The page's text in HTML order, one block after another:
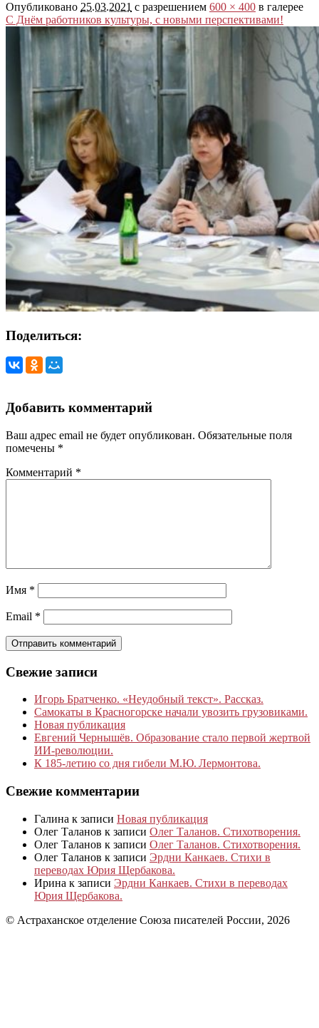
Опубликовано 25.03.2021 с разрешением 600 × 400 в галерее
С Днём работников культуры, с новыми перспективами!
Поделиться:
Добавить комментарий
Ваш адрес email не будет опубликован. Обязательные поля
помечены *
Комментарий *
Имя *
Email *
Свежие записи
Игорь Братченко. «Неудобный текст». Рассказ.
Самокаты в Красногорске начали увозить грузовиками.
Новая публикация
Евгений Чернышёв. Образование стало первой жертвой
ИИ-революции.
К 185‑летию со дня гибели М.Ю. Лермонтова.
Свежие комментарии
Галина к записи Новая публикация
Олег Таланов к записи Олег Таланов. Стихотворения.
Олег Таланов к записи Олег Таланов. Стихотворения.
Олег Таланов к записи Эрдни Канкаев. Стихи в
переводах Юрия Щербакова.
Ирина к записи Эрдни Канкаев. Стихи в переводах
Юрия Щербакова.
© Астраханское отделение Союза писателей России, 2026